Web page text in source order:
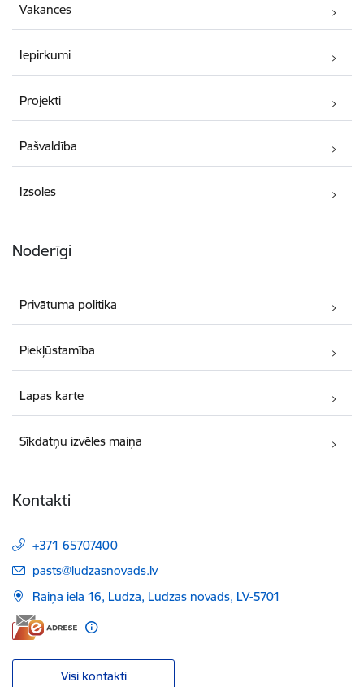
Vakances
Iepirkumi
Projekti
Pašvaldība
Izsoles
Noderīgi
Privātuma politika
Piekļūstamība
Lapas karte
Sīkdatņu izvēles maiņa
Kontakti
+371 65707400
E-pasts:
pasts@ludzasnovads.lv
Raiņa iela 16, Ludza, Ludzas novads, LV-5701
Visi kontakti